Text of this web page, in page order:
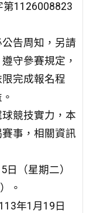
1126008823
告周知，另請
守參賽規定，
完成報名程
競技實力，本
事，相關資訊
日（星期二）
。
年1月19日